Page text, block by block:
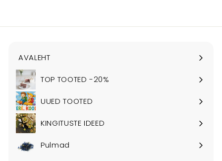
AVALEHT
TOP TOOTED -20%
UUED TOOTED
KINGITUSTE IDEED
Pulmad